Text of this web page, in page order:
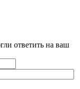
ответить на ваш